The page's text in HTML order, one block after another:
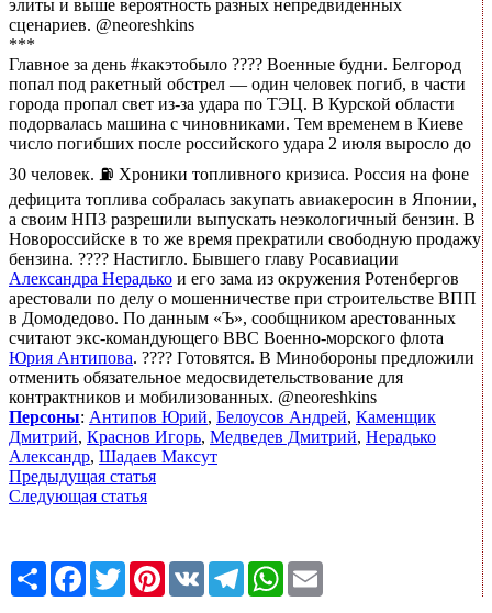
элиты и выше вероятность разных непредвиденных
сценариев. @neoreshkins
***
Главное за день #какэтобыло ???? Военные будни. Белгород
попал под ракетный обстрел — один человек погиб, в части
города пропал свет из-за удара по ТЭЦ. В Курской области
подорвалась машина с чиновниками. Тем временем в Киеве
число погибших после российского удара 2 июля выросло до
30 человек. ⛽️ Хроники топливного кризиса. Россия на фоне
дефицита топлива собралась закупать авиакеросин в Японии,
а своим НПЗ разрешили выпускать неэкологичный бензин. В
Новороссийске в то же время прекратили свободную продажу
бензина. ???? Настигло. Бывшего главу Росавиации
Александра Нерадько и его зама из окружения Ротенбергов
арестовали по делу о мошенничестве при строительстве ВПП
в Домодедово. По данным «Ъ», сообщником арестованных
считают экс-командующего ВВС Военно-морского флота
Юрия Антипова. ???? Готовятся. В Минобороны предложили
отменить обязательное медосвидетельствование для
контрактников и мобилизованных. @neoreshkins
Персоны: Антипов Юрий, Белоусов Андрей, Каменщик
Дмитрий, Краснов Игорь, Медведев Дмитрий, Нерадько
Александр, Шадаев Максут
Предыдущая статья
Следующая статья
Share Facebook
TwitterPinterest
VK TelegramWhatsApp